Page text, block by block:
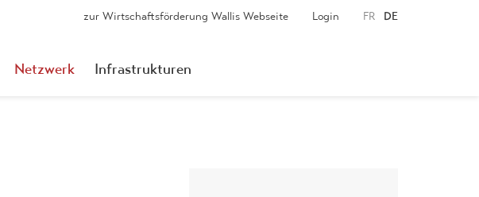
FR DE
Login
zur Wirtschaftsförderung Wallis Webseite
Netzwerk Infrastrukturen